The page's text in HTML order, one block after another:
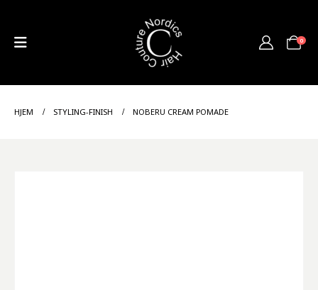
0
HJEM STYLING-FINISH NOBERU CREAM POMADE